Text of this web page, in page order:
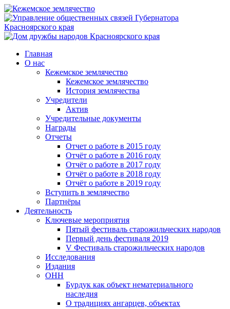
Главная
О нас
Кежемское землячество
Кежемское землячество
История землячества
Учредители
Актив
Учредительные документы
Награды
Отчеты
Отчет о работе в 2015 году
Отчёт о работе в 2016 году
Отчёт о работе в 2017 году
Отчёт о работе в 2018 году
Отчёт о работе в 2019 году
Вступить в землячество
Партнёры
Деятельность
Ключевые мероприятия
Пятый фестиваль старожильческих народов
Первый день фестиваля 2019
V Фестиваль старожильческих народов
Исследования
Издания
ОНН
Бурдук как объект нематериального
наследия
О традициях ангарцев, объектах